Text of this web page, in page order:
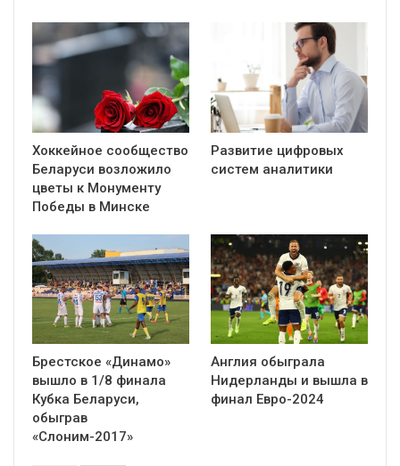
Хоккейное сообщество
Беларуси возложило
цветы к Монументу
Победы в Минске
Развитие цифровых
систем аналитики
Брестское «Динамо»
вышло в 1/8 финала
Кубка Беларуси,
обыграв
«Слоним-2017»
Англия обыграла
Нидерланды и вышла в
финал Евро-2024